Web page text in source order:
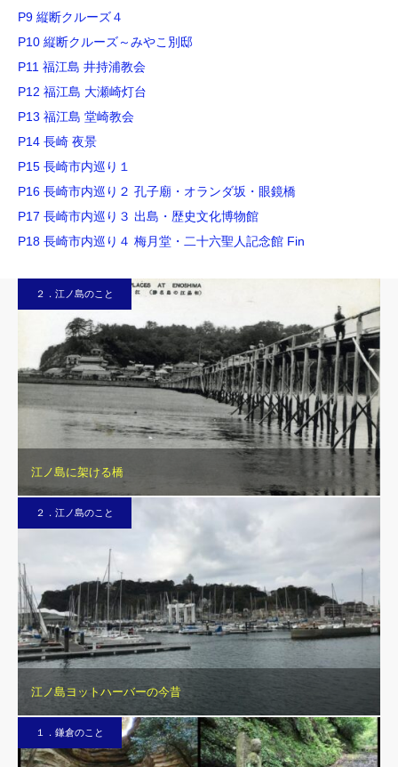
P9 縦断クルーズ４
P10 縦断クルーズ～みやこ別邸
P11 福江島 井持浦教会
P12 福江島 大瀬崎灯台
P13 福江島 堂崎教会
P14 長崎 夜景
P15 長崎市内巡り１
P16 長崎市内巡り２ 孔子廟・オランダ坂・眼鏡橋
P17 長崎市内巡り３ 出島・歴史文化博物館
P18 長崎市内巡り４ 梅月堂・二十六聖人記念館 Fin
２．江ノ島のこと
江ノ島に架ける橋
２．江ノ島のこと
江ノ島ヨットハーバーの今昔
１．鎌倉のこと